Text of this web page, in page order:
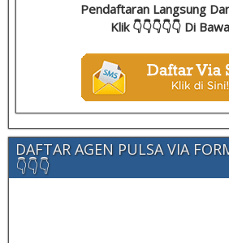
Pendaftaran Langsung
Klik 👇👇👇👇👇 Di
DAFTAR AGEN PULSA VIA
👇👇👇